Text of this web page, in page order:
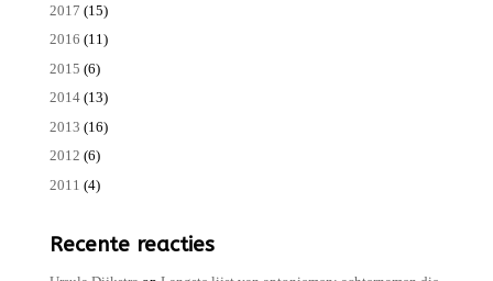
2017 (15)
2016 (11)
2015 (6)
2014(13)
2013 (16)
2012 (6)
2011 (4)
Recente reacties